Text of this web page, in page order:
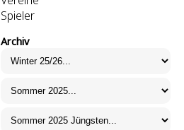
Spieler
Archiv